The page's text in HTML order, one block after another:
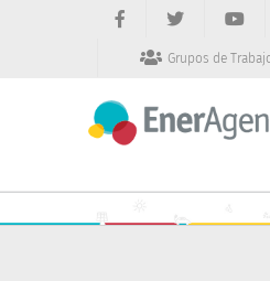
Grupos de